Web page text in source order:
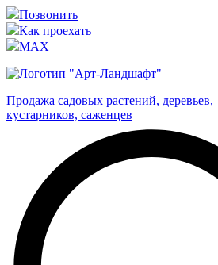
Позвонить
Как проехать
MAX
Продажа садовых растений, деревьев,
кустарников, саженцев